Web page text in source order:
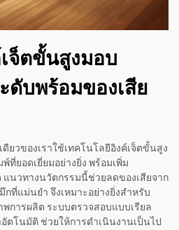
จ็ตขั้นสูงมอบ
บพร้อมของเสีย
ยวของเราใช้เทคโนโลยีอิงค์เจ็ตขั้นสูง
ที่ยอดเยี่ยมอย่างยิ่ง พร้อมเพิ่ม
นวทางนวัตกรรมนี้ช่วยลดของเสียจาก
ที่แม่นยำ จึงเหมาะอย่างยิ่งสำหรับ
การผลิต ระบบตรวจสอบแบบเรียล
ตโนมัติ ช่วยให้การดำเนินงานเป็นไป